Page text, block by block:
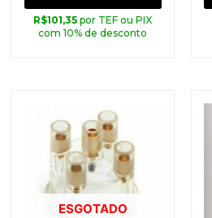
R$101,35 por TEF ou PIX
com 10% de desconto
ESGOTADO